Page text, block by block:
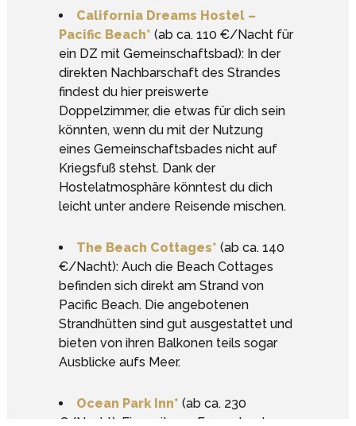
California Dreams Hostel –
Pacific Beach* (ab ca. 110 €/Nacht für
ein DZ mit Gemeinschaftsbad): In der
direkten Nachbarschaft des Strandes
findest du hier preiswerte
Doppelzimmer, die etwas für dich sein
könnten, wenn du mit der Nutzung
eines Gemeinschaftsbades nicht auf
Kriegsfuß stehst. Dank der
Hostelatmosphäre könntest du dich
leicht unter andere Reisende mischen.
The Beach Cottages* (ab ca. 140
€/Nacht): Auch die Beach Cottages
befinden sich direkt am Strand von
Pacific Beach. Die angebotenen
Strandhütten sind gut ausgestattet und
bieten von ihren Balkonen teils sogar
Ausblicke aufs Meer.
Ocean Park Inn* (ab ca. 230
€/Nacht): Ein weiteres Exemplar der
Google Analytics deaktivieren.